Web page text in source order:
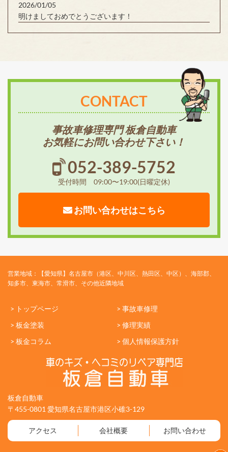
2026/01/05
明けましておめでとうございます！
CONTACT
事故車修理専門 板倉自動車
お気軽にお問い合わせ下さい！
052-389-5752
受付時間 09:00〜19:00(日曜定休)
お問い合わせはこちら
営業地域：【愛知県】名古屋市（港区、中川区、熱田区、中区）、海部郡、
知多市、東海市、常滑市、その他近隣地域
> トップページ
> 事故車修理
> 板金塗装
> 修理実績
> 板金コラム
> 個人情報保護方針
板倉自動車
〒455-0801 愛知県名古屋市港区小碓3-129
アクセス 会社概要 お問い合わせ